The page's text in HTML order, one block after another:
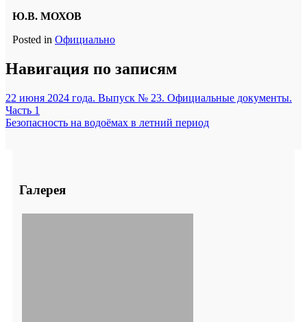
Ю.В. МОХОВ
Posted in Официально
Навигация по записям
22 июня 2024 года. Выпуск № 23. Официальные документы.
Часть 1
Безопасность на водоёмах в летний период
Галерея